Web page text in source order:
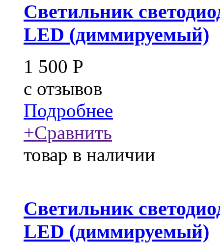
Светильник
LED (диммируемый)
1 500 Р
c отзывов
Подробнее
+Сравнить
товар в наличии
Светильник
LED (диммируемый)